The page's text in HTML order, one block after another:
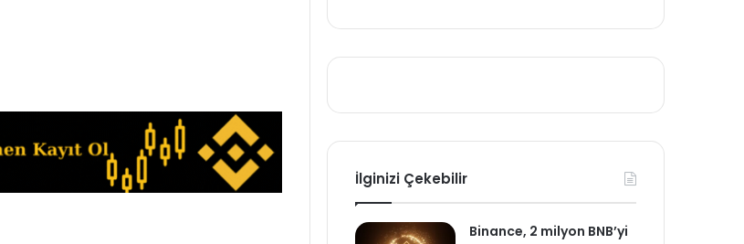
İlginizi Çekebilir
Binance, 2 milyon BNB’yi